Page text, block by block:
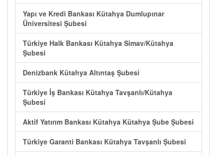
Yapı ve Kredi Bankası Kütahya Dumlupınar
Üniversitesi Şubesi
Türkiye Halk Bankası Kütahya Simav/Kütahya
Şubesi
Denizbank Kütahya Altıntaş Şubesi
Türkiye İş Bankası Kütahya Tavşanlı/Kütahya
Şubesi
Aktif Yatırım Bankası Kütahya Kütahya Şube Şubesi
Türkiye Garanti Bankası Kütahya Tavşanlı Şubesi